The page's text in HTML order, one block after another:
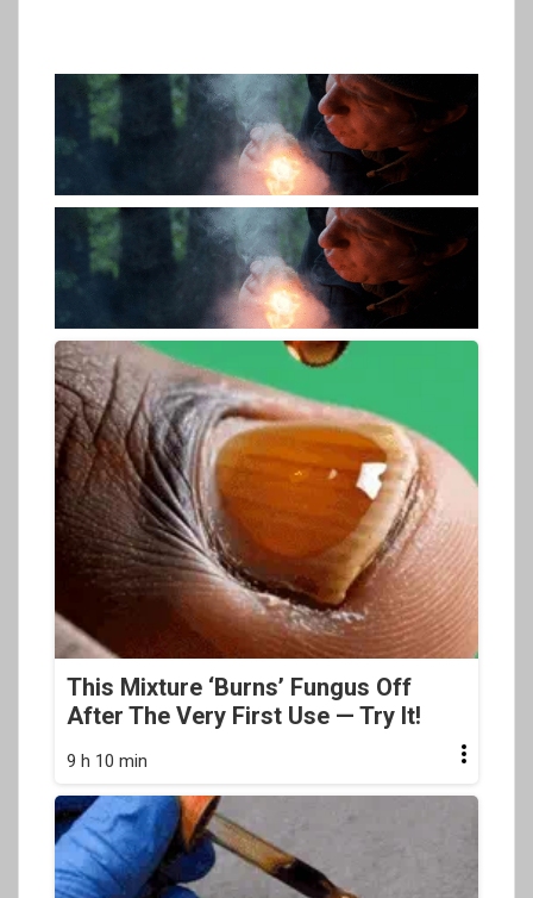
This Mixture ‘Burns’ Fungus Off
After The Very First Use — Try It!
9 h 10 min